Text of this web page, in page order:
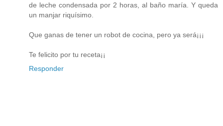
de leche condensada por 2 horas, al baño maría. Y queda
un manjar riquísimo.
Que ganas de tener un robot de cocina, pero ya será¡¡¡
Te felicito por tu receta¡¡
Responder